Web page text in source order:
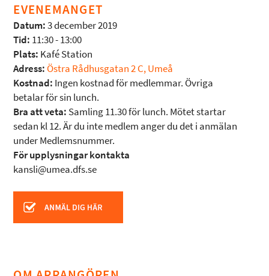
EVENEMANGET
Datum:3 december 2019
Tid: 11:30 - 13:00
Plats: Kafé Station
Adress: Östra Rådhusgatan 2 C, Umeå
Kostnad: Ingen kostnad för medlemmar. Övriga
betalar för sin lunch.
Bra att veta: Samling 11.30 för lunch. Mötet startar
sedan kl 12. Är du inte medlem anger du det i anmälan
under Medlemsnummer.
För upplysningar kontakta
kansli@umea.dfs.se